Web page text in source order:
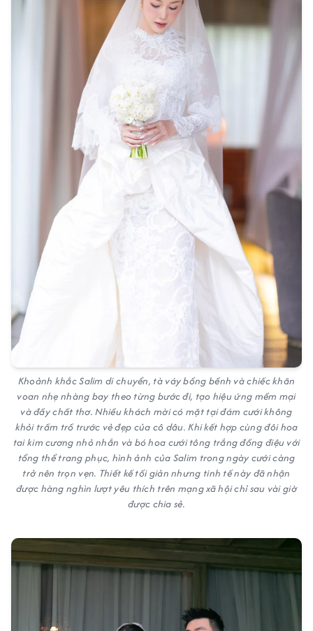
Khoảnh khắc Salim di chuyển, tà váy bồng bềnh và chiếc khăn
voan nhẹ nhàng bay theo từng bước đi, tạo hiệu ứng mềm mại
và đầy chất thơ. Nhiều khách mời có mặt tại đám cưới không
khỏi trầm trồ trước vẻ đẹp của cô dâu. Khi kết hợp cùng đôi hoa
tai kim cương nhỏ nhắn và bó hoa cưới tông trắng đồng điệu với
tổng thể trang phục, hình ảnh của Salim trong ngày cưới càng
trở nên trọn vẹn. Thiết kế tối giản nhưng tinh tế này đã nhận
được hàng nghìn lượt yêu thích trên mạng xã hội chỉ sau vài giờ
được chia sẻ.